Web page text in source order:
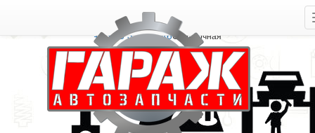
+7 906 377 46 46Справочная